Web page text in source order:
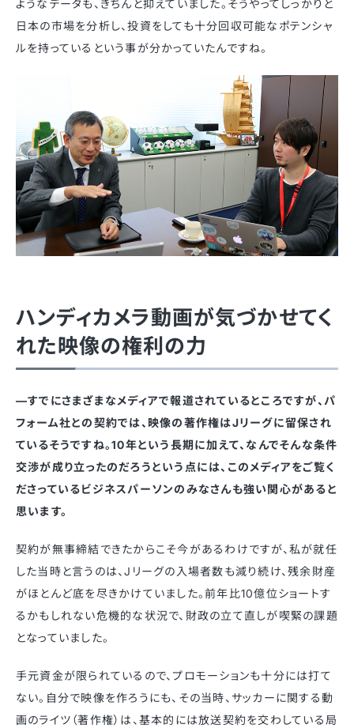
ようなデータも、きちんと抑えていました。そうやってしっかりと
日本の市場を分析し、投資をしても十分回収可能なポテンシャ
ルを持っているという事が分かっていたんですね。
ハンディカメラ動画が気づかせてく
れた映像の権利の力
—すでにさまざまなメディアで報道されているところですが、パ
フォーム社との契約では、映像の著作権はJリーグに留保され
ているそうですね。10年という長期に加えて、なんでそんな条件
交渉が成り立ったのだろうという点には、このメディアをご覧く
ださっているビジネスパーソンのみなさんも強い関心があると
思います。
契約が無事締結できたからこそ今があるわけですが、私が就任
した当時と言うのは、Jリーグの入場者数も減り続け、残余財産
がほとんど底を尽きかけていました。前年比10億位ショートす
るかもしれない危機的な状況で、財政の立て直しが喫緊の課題
となっていました。
手元資金が限られているので、プロモーションも十分には打て
ない。自分で映像を作ろうにも、その当時、サッカーに関する動
画のライツ（著作権）は、基本的には放送契約を交わしている局